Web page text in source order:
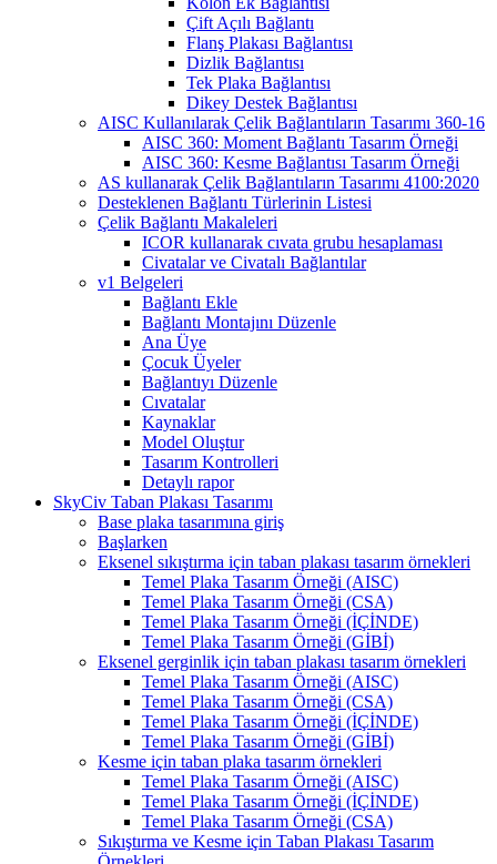
Çift Açılı Bağlantı
Flanş Plakası Bağlantısı
Dizlik Bağlantısı
Tek Plaka Bağlantısı
Dikey Destek Bağlantısı
AISC Kullanılarak Çelik Bağlantıların Tasarımı 360-16
AISC 360: Moment Bağlantı Tasarım Örneği
AISC 360: Kesme Bağlantısı Tasarım Örneği
AS kullanarak Çelik Bağlantıların Tasarımı 4100:2020
Desteklenen Bağlantı Türlerinin Listesi
Çelik Bağlantı Makaleleri
ICOR kullanarak cıvata grubu hesaplaması
Civatalar ve Civatalı Bağlantılar
v1 Belgeleri
Bağlantı Ekle
Bağlantı Montajını Düzenle
Ana Üye
Çocuk Üyeler
Bağlantıyı Düzenle
Cıvatalar
Kaynaklar
Model Oluştur
Tasarım Kontrolleri
Detaylı rapor
SkyCiv Taban Plakası Tasarımı
Base plaka tasarımına giriş
Başlarken
Eksenel sıkıştırma için taban plakası tasarım örnekleri
Temel Plaka Tasarım Örneği (AISC)
Temel Plaka Tasarım Örneği (CSA)
Temel Plaka Tasarım Örneği (İÇİNDE)
Temel Plaka Tasarım Örneği (GİBİ)
Eksenel gerginlik için taban plakası tasarım örnekleri
Temel Plaka Tasarım Örneği (AISC)
Temel Plaka Tasarım Örneği (CSA)
Temel Plaka Tasarım Örneği (İÇİNDE)
Temel Plaka Tasarım Örneği (GİBİ)
Kesme için taban plaka tasarım örnekleri
Temel Plaka Tasarım Örneği (AISC)
Temel Plaka Tasarım Örneği (İÇİNDE)
Temel Plaka Tasarım Örneği (CSA)
Sıkıştırma ve Kesme için Taban Plakası Tasarım